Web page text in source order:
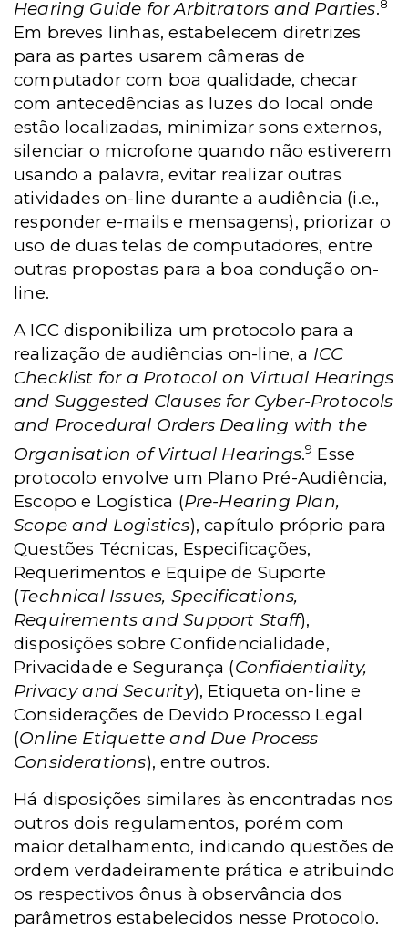
Hearing Guide for Arbitrators and Parties.8
Em breves linhas, estabelecem diretrizes
para as partes usarem câmeras de
computador com boa qualidade, checar
com antecedências as luzes do local onde
estão localizadas, minimizar sons externos,
silenciar o microfone quando não estiverem
usando a palavra, evitar realizar outras
atividades on-line durante a audiência (i.e.,
responder e-mails e mensagens), priorizar o
uso de duas telas de computadores, entre
outras propostas para a boa condução on-
line.
A ICCdisponibiliza um protocolo para a
realização de audiências on-line, a ICC
Checklist for a Protocol on Virtual Hearings
and Suggested Clauses for Cyber-Protocols
and Procedural Orders Dealing with the
Organisation of Virtual Hearings.9 Esse
protocolo envolve um Plano Pré-Audiência,
Escopo e Logística (Pre-Hearing Plan,
Scope and Logistics), capítulo próprio para
Questões Técnicas, Especificações,
Requerimentos e Equipe de Suporte
(Technical Issues, Specifications,
Requirements and Support Staff),
disposições sobre Confidencialidade,
Privacidade e Segurança (Confidentiality,
Privacy and Security), Etiqueta on-line e
Considerações de Devido Processo Legal
(Online Etiquette and Due Process
Considerations), entre outros.
Há disposições similares às encontradas nos
outros dois regulamentos, porém com
maior detalhamento, indicando questões de
ordem verdadeiramente prática e atribuindo
os respectivos ônus à observância dos
parâmetros estabelecidos nesse Protocolo.